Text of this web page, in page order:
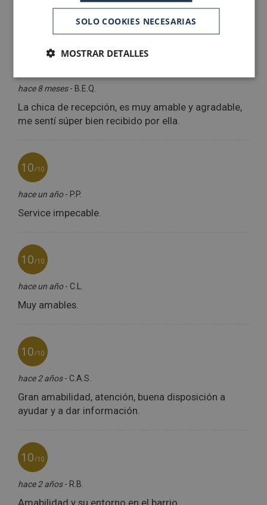
SOLO COOKIES NECESARIAS
MOSTRAR DETALLES